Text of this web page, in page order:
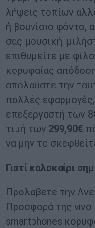
λήψεις τοπίων
ή βουνίσιο φόντο,
σας μουσική,
επιθυμείτε με
κορυφαίας
απολαύστε την
πολλές
επεξεργαστή των
τιμή των 299,90€
να μην το
Γιατί καλοκαίρι
Προλάβετε την
Προσφορά της vivo
smartphones